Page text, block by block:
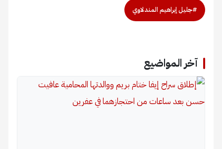
#جليل إبراهيم المندلاوي
آخر المواضيع